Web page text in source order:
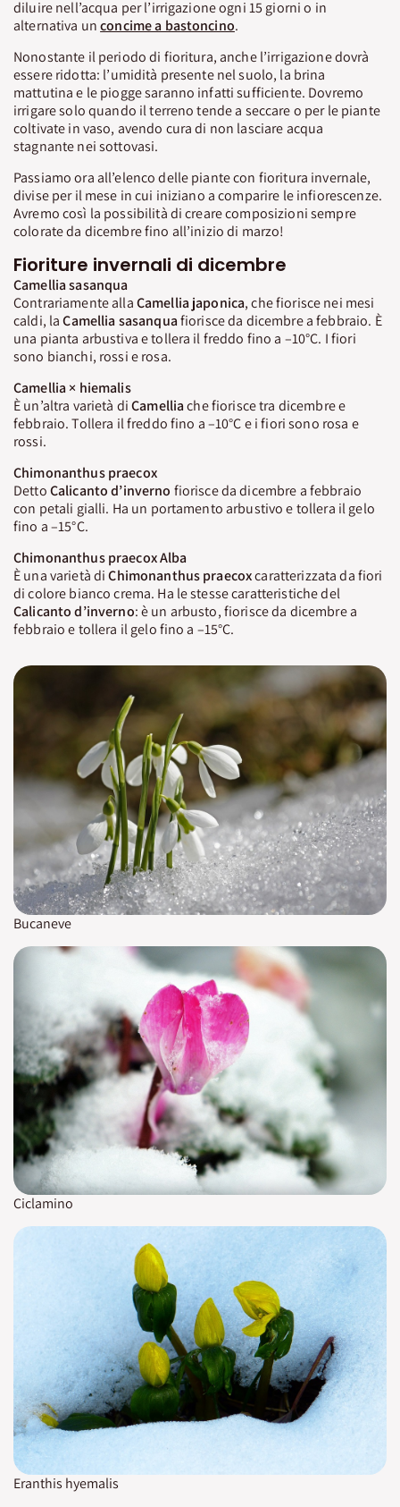
diluire nell’acqua per l’irrigazione ogni 15 giorni o in
alternativa unconcime a bastoncino.
Nonostante il periodo di fioritura, anche l’irrigazione dovrà
essere ridotta: l’umidità presente nel suolo, la brina
mattutina e le piogge saranno infatti sufficiente. Dovremo
irrigare solo quando il terreno tende a seccare o per le piante
coltivate in vaso, avendo cura di non lasciare acqua
stagnante nei sottovasi.
Passiamo ora all’elenco delle piante con fioritura invernale,
divise per il mese in cui iniziano a comparire le infiorescenze.
Avremo così la possibilità di creare composizioni sempre
colorate da dicembre fino all’inizio di marzo!
Fioriture invernali di dicembre
Camellia sasanqua
Contrariamente allaCamellia japonica, che fiorisce nei mesi
caldi, laCamellia sasanquafiorisce da dicembre a febbraio. È
una pianta arbustiva e tollera il freddo fino a –10°C. I fiori
sono bianchi, rossi e rosa.
Camellia × hiemalis
È un’altra varietà diCamelliache fiorisce tra dicembre e
febbraio. Tollera il freddo fino a –10°C e i fiori sono rosa e
rossi.
Chimonanthus praecox
DettoCalicanto d’inverno fiorisce da dicembre a febbraio
con petali gialli. Ha un portamento arbustivo e tollera il gelo
fino a –15°C.
Chimonanthus praecox Alba
È una varietà diChimonanthuspraecoxcaratterizzata da fiori
di colore bianco crema. Ha le stesse caratteristiche del
Calicanto d’inverno: è un arbusto, fiorisce da dicembre a
febbraio e tollera il gelo fino a –15°C.
Bucaneve
Ciclamino
Eranthis hyemalis